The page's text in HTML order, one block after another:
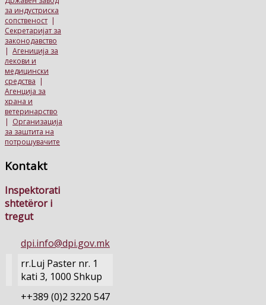
за индустриска
сопственост |
Секретаријат за
законодавство
| Агениција за
лекови и
медицински
средства |
Агенција за
храна и
ветеринарство
| Организација
за заштита на
потрошувачите
Kontakt
Inspektorati
shtetëror i
tregut
dpi.info@dpi.gov.mk
rr.Luj Paster nr. 1
kati 3, 1000 Shkup
++389 (0)2 3220 547